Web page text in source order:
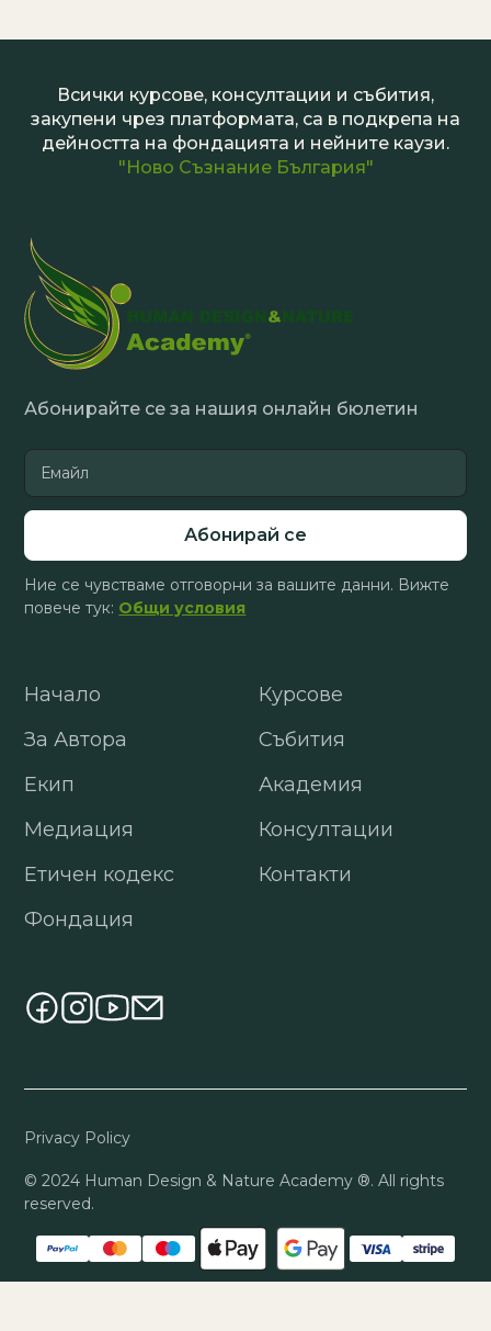
Всички курсове, консултации и събития,
закупени чрез платформата, са в подкрепа на
дейността на фондацията и нейните каузи.
"Ново Съзнание България"
Абонирайте се за нашия онлайн бюлетин
Ние се чувстваме отговорни за вашите данни. Вижте
повече тук: Общи условия
Начало
За Автора
Екип
Медиация
Етичен кодекс
Фондация
Курсове
Събития
Академия
Консултации
Контакти
© 2024 Human Design & Nature Academy ®. All rights
reserved.
Privacy Policy